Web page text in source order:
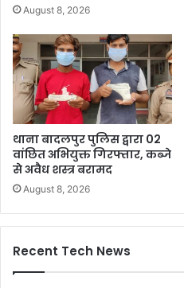
August 8, 2026
थाना बादलपुर पुलिस द्वारा 02
वांछित अभियुक्त गिरफ्तार, कब्जे
से अवैध शस्त्र बरामद
August 8, 2026
Recent Tech News